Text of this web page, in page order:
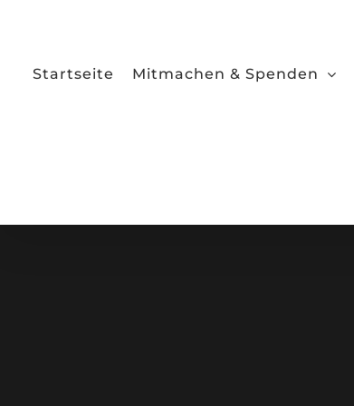
Startseite Mitmachen & Spenden